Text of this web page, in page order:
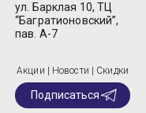
ул. Барклая 10, ТЦ
“Багратионовский”,
пав. А-7
Акции | Новости | Скидки
Подписаться